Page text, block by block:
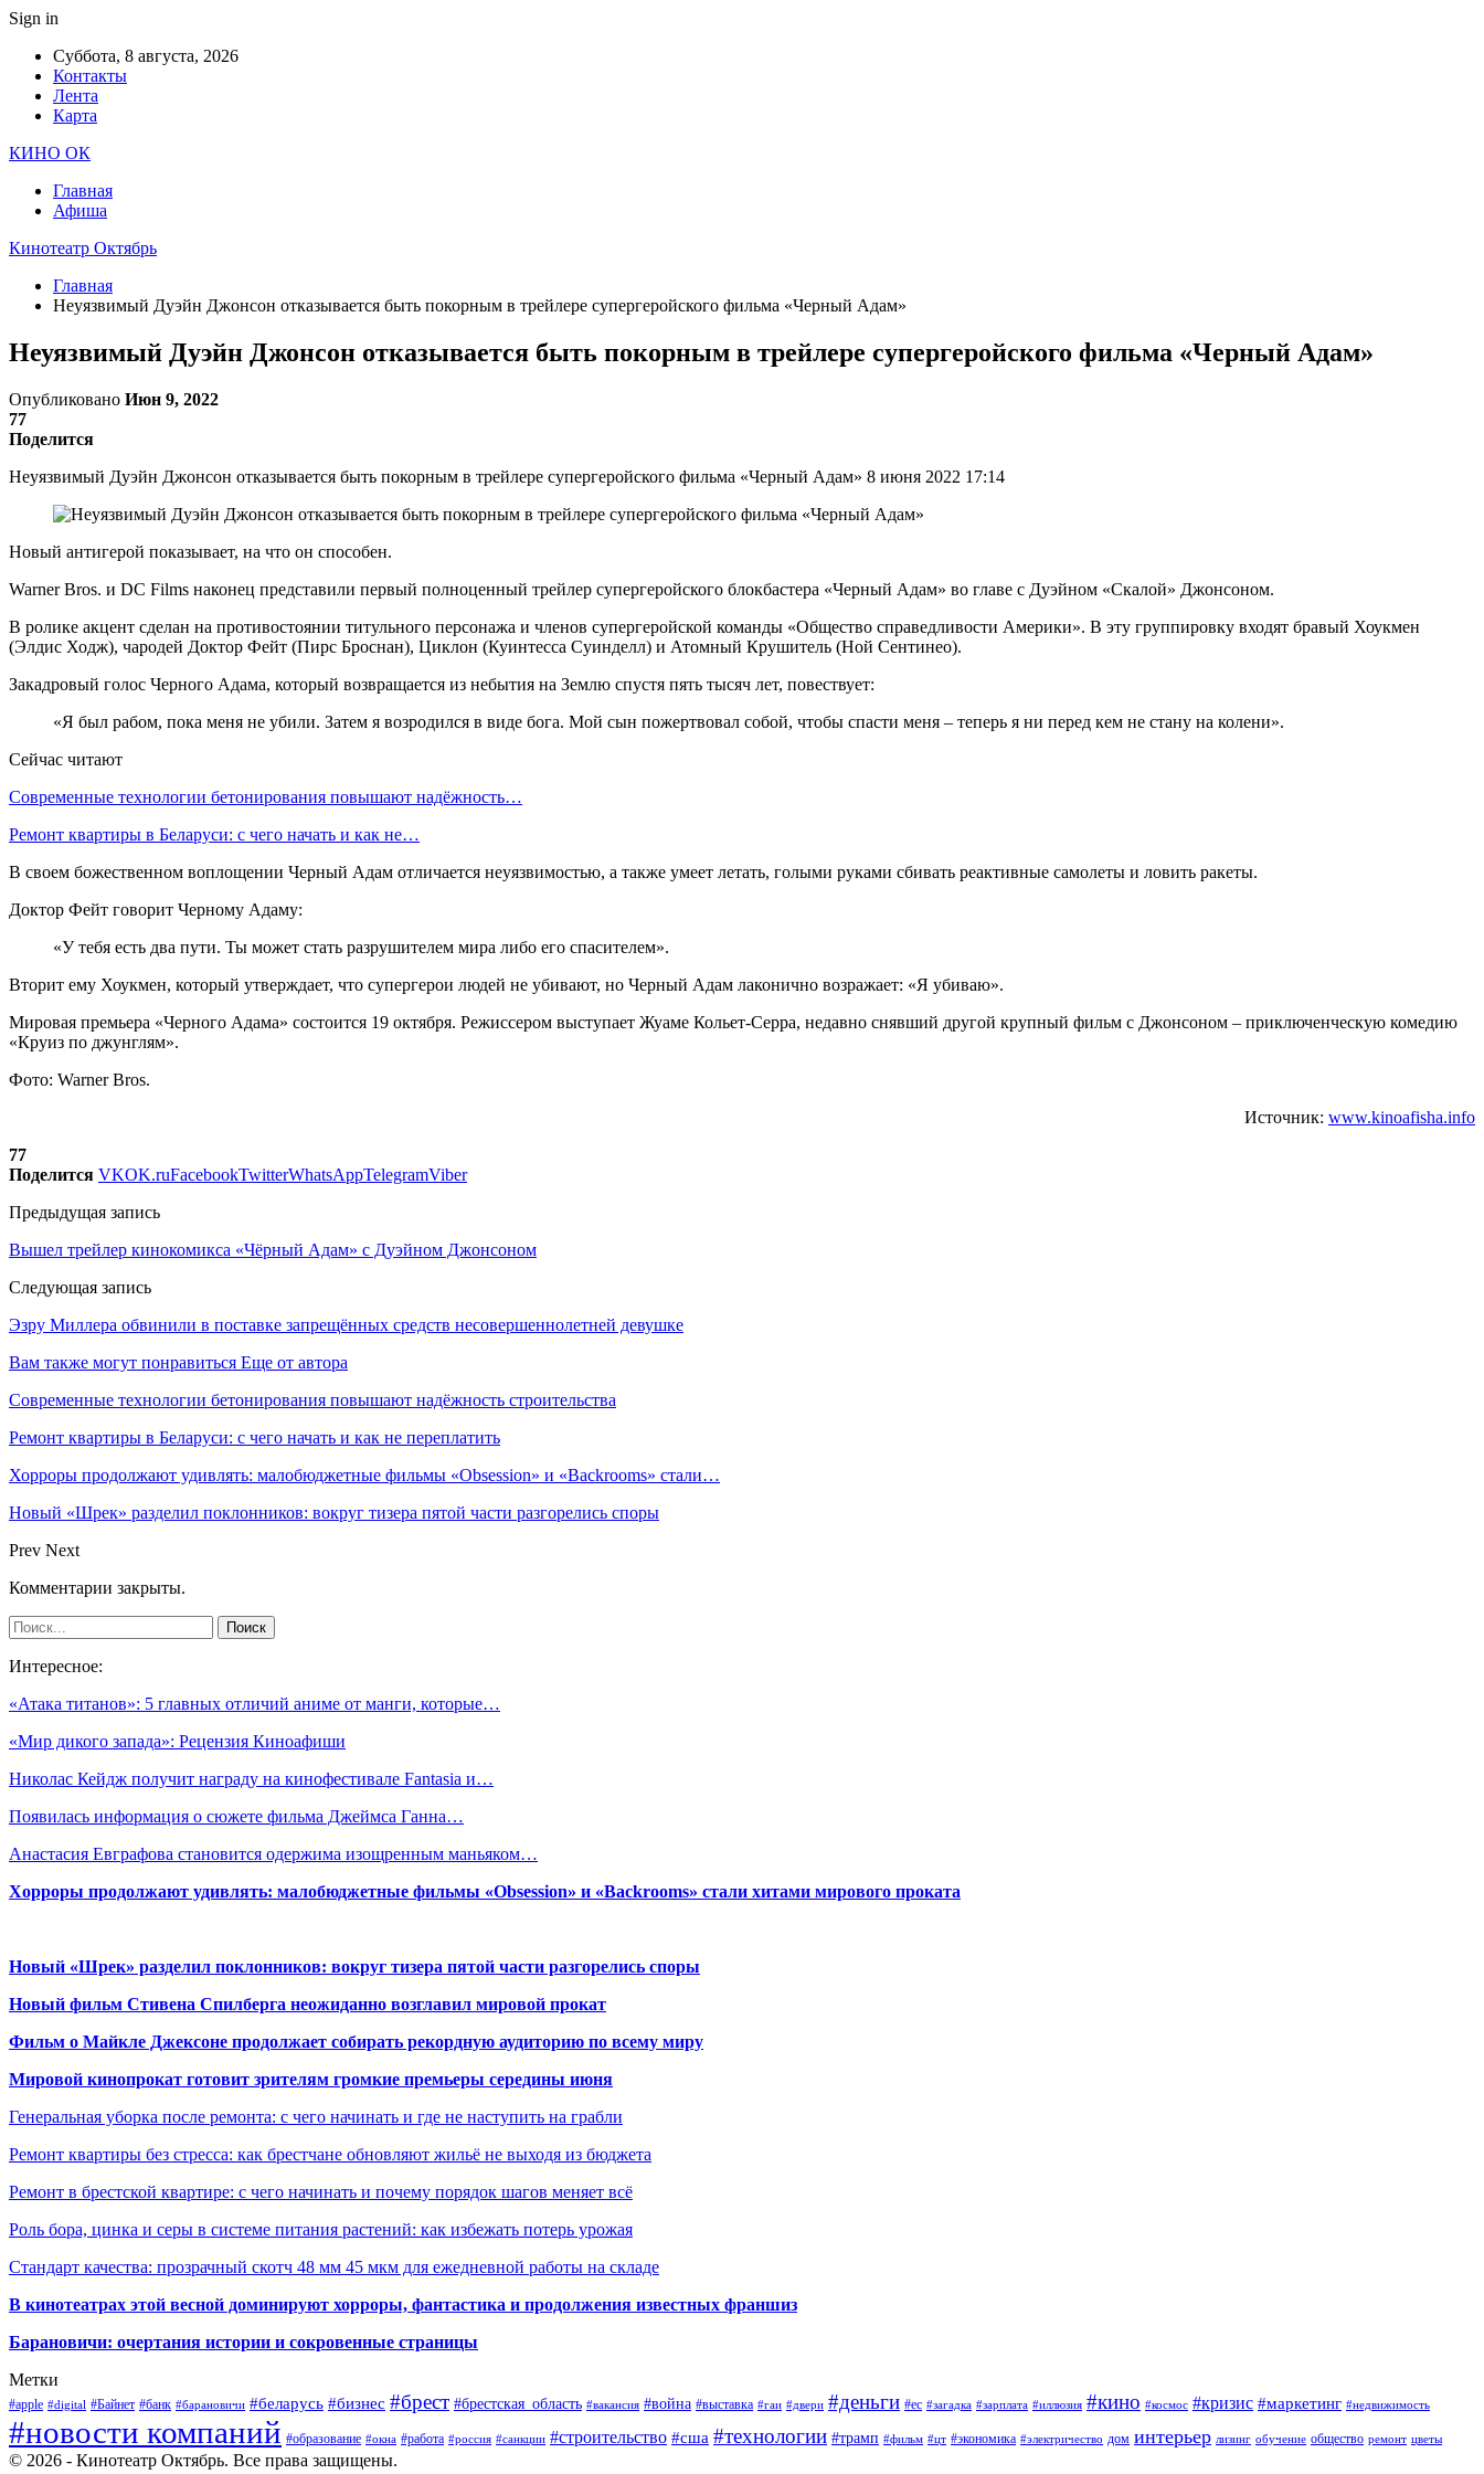
Sign in
Суббота, 8 августа, 2026
Контакты
Лента
Карта
КИНО ОК
Главная
Афиша
Кинотеатр Октябрь
Главная
Неуязвимый Дуэйн Джонсон отказывается быть покорным в трейлере супергеройского фильма «Черный Адам»
Неуязвимый Дуэйн Джонсон отказывается быть покорным в трейлере супергеройского фильма «Черный Адам»
Опубликовано Июн 9, 2022
77
Поделится
Неуязвимый Дуэйн Джонсон отказывается быть покорным в трейлере супергеройского фильма «Черный Адам» 8 июня 2022 17:14
Новый антигерой показывает, на что он способен.
Warner Bros. и DC Films наконец представили первый полноценный трейлер супергеройского блокбастера «Черный Адам» во главе с Дуэйном «Скалой» Джонсоном.
В ролике акцент сделан на противостоянии титульного персонажа и членов супергеройской команды «Общество справедливости Америки». В эту группировку входят бравый Хоукмен
(Элдис Ходж), чародей Доктор Фейт (Пирс Броснан), Циклон (Куинтесса Суинделл) и Атомный Крушитель (Ной Сентинео).
Закадровый голос Черного Адама, который возвращается из небытия на Землю спустя пять тысяч лет, повествует:
«Я был рабом, пока меня не убили. Затем я возродился в виде бога. Мой сын пожертвовал собой, чтобы спасти меня – теперь я ни перед кем не стану на колени».
Сейчас читают
Современные технологии бетонирования повышают надёжность…
Ремонт квартиры в Беларуси: с чего начать и как не…
В своем божественном воплощении Черный Адам отличается неуязвимостью, а также умеет летать, голыми руками сбивать реактивные самолеты и ловить ракеты.
Доктор Фейт говорит Черному Адаму:
«У тебя есть два пути. Ты может стать разрушителем мира либо его спасителем».
Вторит ему Хоукмен, который утверждает, что супергерои людей не убивают, но Черный Адам лаконично возражает: «Я убиваю».
Мировая премьера «Черного Адама» состоится 19 октября. Режиссером выступает Жуаме Кольет-Серра, недавно снявший другой крупный фильм с Джонсоном – приключенческую комедию
«Круиз по джунглям».
Фото: Warner Bros.
Источник: www.kinoafisha.info
77
Поделится VKOK.ruFacebookTwitterWhatsAppTelegramViber
Предыдущая запись
Вышел трейлер кинокомикса «Чёрный Адам» с Дуэйном Джонсоном
Следующая запись
Эзру Миллера обвинили в поставке запрещённых средств несовершеннолетней девушке
Вам также могут понравиться Еще от автора
Современные технологии бетонирования повышают надёжность строительства
Ремонт квартиры в Беларуси: с чего начать и как не переплатить
Хорроры продолжают удивлять: малобюджетные фильмы «Obsession» и «Backrooms» стали…
Новый «Шрек» разделил поклонников: вокруг тизера пятой части разгорелись споры
Prev Next
Комментарии закрыты.
Интересное:
«Атака титанов»: 5 главных отличий аниме от манги, которые…
«Мир дикого запада»: Рецензия Киноафиши
Николас Кейдж получит награду на кинофестивале Fantasia и…
Появилась информация о сюжете фильма Джеймса Ганна…
Анастасия Евграфова становится одержима изощренным маньяком…
Хорроры продолжают удивлять: малобюджетные фильмы «Obsession» и «Backrooms» стали хитами мирового проката
Новый «Шрек» разделил поклонников: вокруг тизера пятой части разгорелись споры
Новый фильм Стивена Спилберга неожиданно возглавил мировой прокат
Фильм о Майкле Джексоне продолжает собирать рекордную аудиторию по всему миру
Мировой кинопрокат готовит зрителям громкие премьеры середины июня
Генеральная уборка после ремонта: с чего начинать и где не наступить на грабли
Ремонт квартиры без стресса: как брестчане обновляют жильё не выходя из бюджета
Ремонт в брестской квартире: с чего начинать и почему порядок шагов меняет всё
Роль бора, цинка и серы в системе питания растений: как избежать потерь урожая
Стандарт качества: прозрачный скотч 48 мм 45 мкм для ежедневной работы на складе
В кинотеатрах этой весной доминируют хорроры, фантастика и продолжения известных франшиз
Барановичи: очертания истории и сокровенные страницы
Метки
#apple #digital #Байнет #банк #барановичи #беларусь #бизнес #брест #брестская_область #вакансия #война #выставка #гаи #двери #деньги #ес #загадка #зарплата #иллюзия #кино #космос #кризис #маркетинг #недвижимость
#новости компаний #образование #окна #работа #россия #санкции #строительство #сша #технологии #трамп #фильм #цт #экономика #электричество дом интерьер лизинг обучение общество ремонт цветы
© 2026 - Кинотеатр Октябрь. Все права защищены.